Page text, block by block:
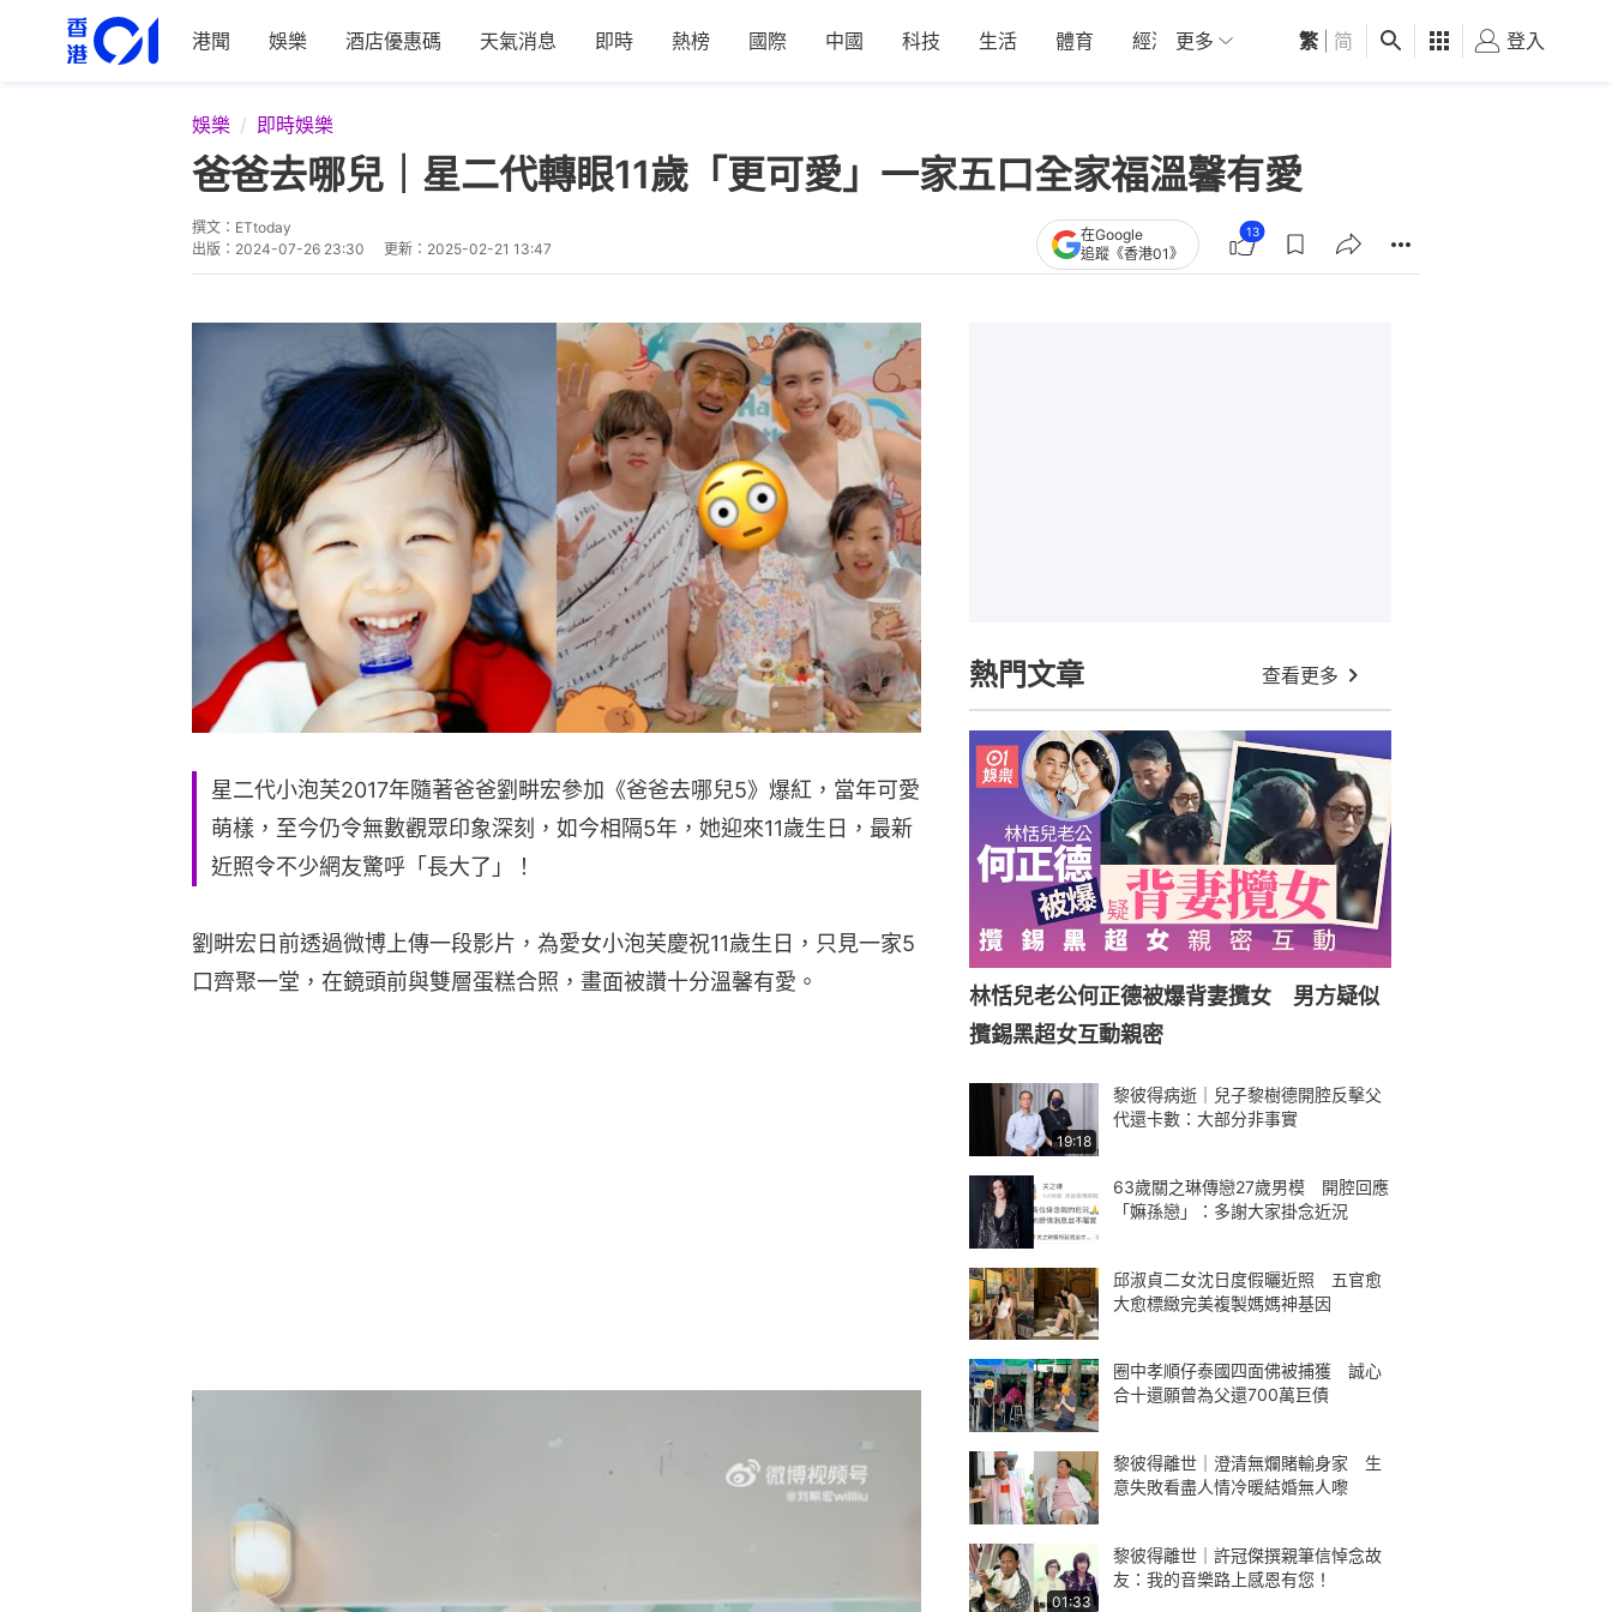
港聞 娛樂 酒店優惠碼 天氣消息 即時 熱榜 國際 中國 科技 生活 體育 經濟 01深圳 觀點 健康 好食玩飛
更多 繁 简 登入
娛樂 即時娛樂
爸爸去哪兒｜星二代轉眼11歲「更可愛」一家五口全家福溫馨有愛
撰文： ETtoday
出版： 2024-07-26 23:30 更新： 2025-02-21 13:47
在Google
追蹤《香港01》
13
星二代小泡芙2017年隨著爸爸劉畊宏參加《爸爸去哪兒5》爆紅，當年可愛
萌樣，至今仍令無數觀眾印象深刻，如今相隔5年，她迎來11歲生日，最新
近照令不少網友驚呼「長大了」！
劉畊宏日前透過微博上傳一段影片，為愛女小泡芙慶祝11歲生日，只見一家5
口齊聚一堂，在鏡頭前與雙層蛋糕合照，畫面被讚十分溫馨有愛。
熱門文章 查看更多
林恬兒老公何正德被爆背妻攬女 男方疑似
攬錫黑超女互動親密
19:18
黎彼得病逝｜兒子黎樹德開腔反擊父
代還卡數：大部分非事實
63歲關之琳傳戀27歲男模 開腔回應
「嫲孫戀」：多謝大家掛念近況
邱淑貞二女沈日度假曬近照 五官愈
大愈標緻完美複製媽媽神基因
圈中孝順仔泰國四面佛被捕獲 誠心
合十還願曾為父還700萬巨債
黎彼得離世｜澄清無爛賭輸身家 生
意失敗看盡人情冷暖結婚無人嚟
01:33
黎彼得離世｜許冠傑撰親筆信悼念故
友：我的音樂路上感恩有您！